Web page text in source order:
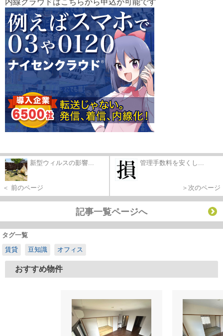
新型ウィルスの影響...
＜ 前のページ
管理手数料を安くし...
＞次のページ
記事一覧ページへ
タグ一覧
賃貸
豆知識 オフィス
おすすめ物件